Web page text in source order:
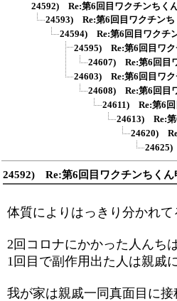
24592) Re:第6回目ワクチンちく
24593) Re:第6回目ワクチンち
24594) Re:第6回目ワクチ
24595) Re:第6回目ワ
24607) Re:第6回目
24603) Re:第6回目ワ
24608) Re:第6回目
24611) Re:第6回
24613) Re:第
24620)
24625)
24592) Re:第6回目ワクチンちくん
体質によりはっきり分かれ
2回コロナにかかった人んち
1回目で副作用出た人は親戚
我が家は親戚一同真面目に